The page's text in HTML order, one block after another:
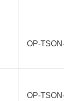
OP-
OP-